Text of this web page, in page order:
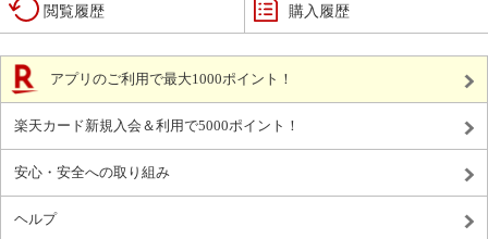
閲覧履歴 購入履歴
アプリのご利用で最大1000ポイント！
楽天カード新規入会＆利用で5000ポイント！
安心・安全への取り組み
ヘルプ